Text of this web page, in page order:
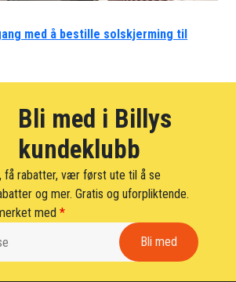
med å bestille solskjerming til
Bli med i Billys
kundeklubb
få rabatter, vær først ute til å se
og mer. Gratis og uforpliktende.
med*